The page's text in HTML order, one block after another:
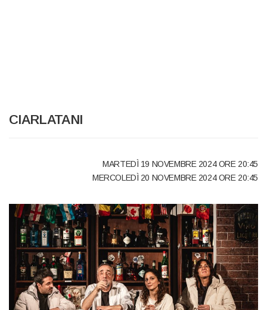
CIARLATANI
MARTEDÌ 19 NOVEMBRE 2024 ORE 20:45
MERCOLEDÌ 20 NOVEMBRE 2024 ORE 20:45